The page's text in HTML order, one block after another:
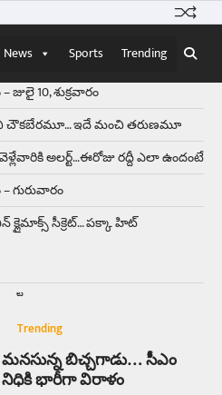
News Sports Trending
జులై 10, శుక్రవారం
చౌకబేరమూ… ఇదే మంచి తరుణమూ
అలర్ట్‌…ఈరోజు రద్దీ ఎలా ఉందంటే
గురువారం
క్లైమాక్స్‌ సీక్రెట్‌… పక్కా హిట్‌
Balachander 15/04/2026
ఉత్తర ప్రదేశ్‌లోని ఝాన్సీ జిల్లాలో ఒక
వింతైన రోడ్డు ప్రమాదం చోటుచేసుకుంది.
వేల సంఖ్యలో బీరు…
Trending
అక్కడ ఆదివారం బట్టలు
ఉతికితే…జైలుకే
Balachander
13/06/2026
ఆదివారం వచ్చిందంటే చాలు
‘బట్టలు ఉతకడం’. వారం…
Trending
మనసున్న బిచ్చగాడు… సీఎం
నిధికి భారీగా విరాళం